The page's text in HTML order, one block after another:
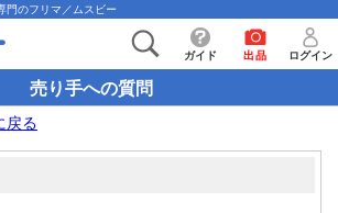
門のフリマ／ムスビー
ガイド 出品 ログイン
売り手への質問
戻る